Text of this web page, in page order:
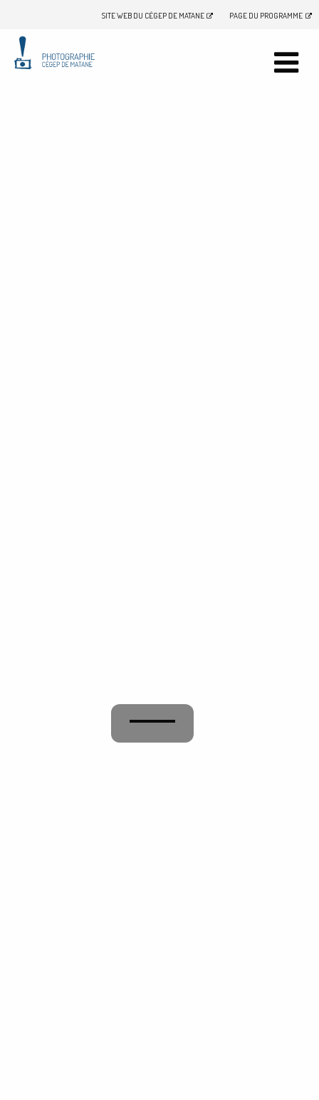
SITE WEB DU CÉGEP DE MATANE PAGE DU PROGRAMME